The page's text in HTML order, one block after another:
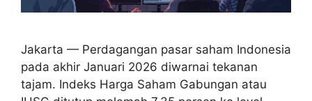
Jakarta — Perdagangan pasar saham Indonesia
pada akhir Januari 2026 diwarnai tekanan
tajam. Indeks Harga Saham Gabungan atau